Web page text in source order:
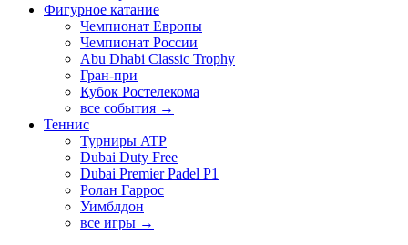
Фигурное катание
Чемпионат Европы
Чемпионат России
Abu Dhabi Classic Trophy
Гран-при
Кубок Ростелекома
все события →
Теннис
Турниры ATP
Dubai Duty Free
Dubai Premier Padel P1
Ролан Гаррос
Уимблдон
все игры →